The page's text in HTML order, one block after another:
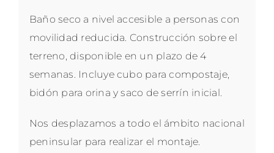
Baño seco a nivel accesible a personas con
movilidad reducida. Construcción sobre el
terreno, disponible en un plazo de 4
semanas. Incluye cubo para compostaje,
bidón para orina y saco de serrín inicial.
Nos desplazamos a todo el ámbito nacional
peninsular para realizar el montaje.